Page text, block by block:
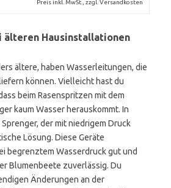
Preis inkl. MwSt., zzgl. Versandkosten
älteren Hausinstallationen
ältere, haben Wasserleitungen, die
können. Vielleicht hast du
beim Rasenspritzen mit dem
kaum Wasser herauskommt. In
der mit niedrigem Druck
Lösung. Diese Geräte
begrenztem Wasserdruck gut und
Blumenbeete zuverlässig. Du
Änderungen an der